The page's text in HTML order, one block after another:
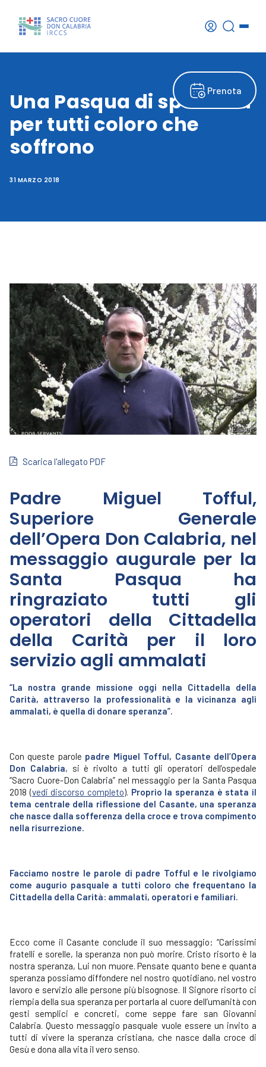
Prenota
Una Pasqua di speranza
per tutti coloro che
soffrono
31 MARZO 2018
Scarica l'allegato PDF
Padre Miguel Tofful,
Superiore Generale
dell’Opera Don Calabria, nel
messaggio augurale per la
Santa Pasqua ha
ringraziato tutti gli
operatori della Cittadella
della Carità per il loro
servizio agli ammalati
“La nostra grande missione oggi nella Cittadella della
Carità, attraverso la professionalità e la vicinanza agli
ammalati, è quella di donare speranza”.
Con queste parole padre Miguel Tofful, Casante dell’Opera
Don Calabria, si è rivolto a tutti gli operatori dell’ospedale
“Sacro Cuore-Don Calabria” nel messaggio per la Santa Pasqua
2018 (vedi discorso completo). Proprio la speranza è stata il
tema centrale della riflessione del Casante, una speranza
che nasce dalla sofferenza della croce e trova compimento
nella risurrezione.
Facciamo nostre le parole di padre Tofful e le rivolgiamo
come augurio pasquale a tutti coloro che frequentano la
Cittadella della Carità: ammalati, operatori e familiari.
Ecco come il Casante conclude il suo messaggio: “Carissimi
fratelli e sorelle, la speranza non può morire. Cristo risorto è la
nostra speranza, Lui non muore. Pensate quanto bene e quanta
speranza possiamo diffondere nel nostro quotidiano, nel vostro
lavoro e servizio alle persone più bisognose. Il Signore risorto ci
riempia della sua speranza per portarla al cuore dell’umanità con
gesti semplici e concreti, come seppe fare san Giovanni
Calabria. Questo messaggio pasquale vuole essere un invito a
tutti di vivere la speranza cristiana, che nasce dalla croce di
Gesù e dona alla vita il vero senso.